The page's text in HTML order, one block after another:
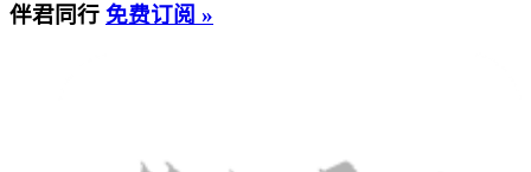
伴君同行 免费订阅 »